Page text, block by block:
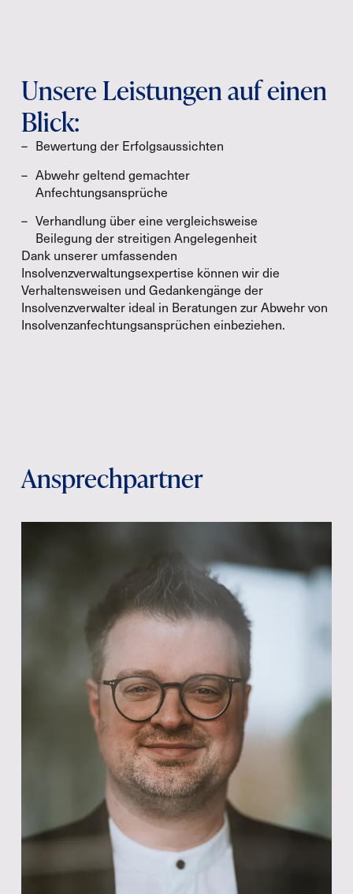
Unsere Leistungen auf einen
Blick:
Bewertung der Erfolgsaussichten
Abwehr geltend gemachter
Anfechtungsansprüche
Verhandlung über eine vergleichsweise
Beilegung der streitigen Angelegenheit
Dank unserer umfassenden
Insolvenzverwaltungsexpertise können wir die
Verhaltensweisen und Gedankengänge der
Insolvenzverwalter ideal in Beratungen zur Abwehr von
Insolvenzanfechtungsansprüchen einbeziehen.
Ansprechpartner